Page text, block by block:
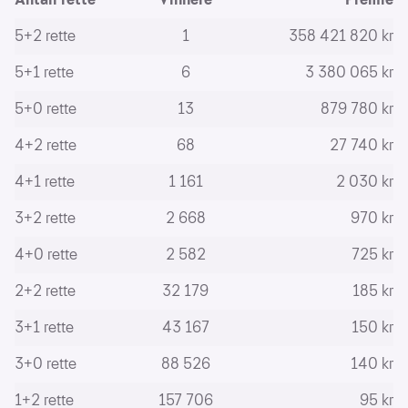
5+2 rette
1
358 421 820 kr
5+1 rette
6
3 380 065 kr
5+0 rette
13
879 780 kr
4+2 rette
68
27 740 kr
4+1 rette
1 161
2 030 kr
3+2 rette
2 668
970 kr
4+0 rette
2 582
725 kr
2+2 rette
32 179
185 kr
3+1 rette
43 167
150 kr
3+0 rette
88 526
140 kr
1+2 rette
157 706 95 kr
å
bruksmønster
Kreditere
kanaler
som
sender
trafikk